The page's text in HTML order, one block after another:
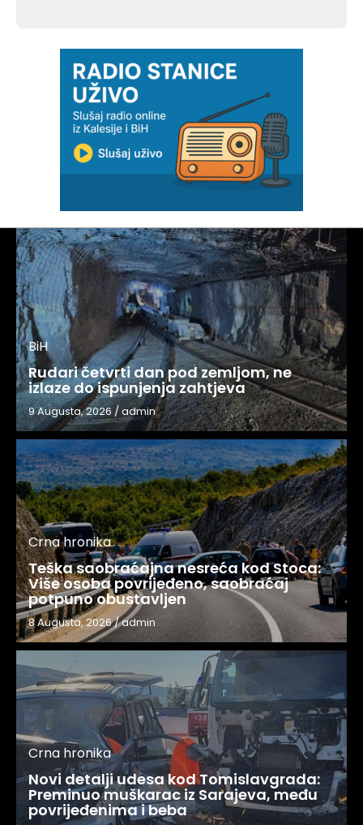
BiH
Rudari četvrti dan pod zemljom, ne
izlaze do ispunjenja zahtjeva
9 Augusta, 2026 / admin
Crna hronika
Teška saobraćajna nesreća kod Stoca:
Više osoba povrijeđeno, saobraćaj
potpuno obustavljen
8 Augusta, 2026/admin
Crna hronika
Novi detalji udesa kod Tomislavgrada:
Preminuo muškarac iz Sarajeva, među
povrijeđenima i beba